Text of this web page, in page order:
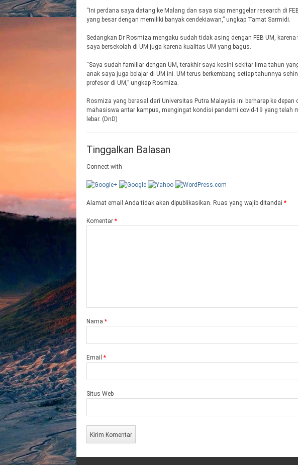
“Ini perdana saya datang ke Malang dan saya siap menggelar research di
yang besar dengan memiliki banyak cendekiawan,” ungkap Tamat Sarmidi.
Sedangkan Dr Rosmiza mengaku sudah tidak asing dengan FEB UM,
saya bersekolah di UM juga karena kualitas UM yang bagus.
“Saya sudah familiar dengan UM, terakhir saya kesini sekitar lima tahun
anak saya juga belajar di UM ini. UM terus berkembang setiap tahunnya
profesor di UM,” ungkap Rosmiza.
Rosmiza yang berasal dari Universitas Putra Malaysia ini berharap ke
mahasiswa antar kampus, mengingat kondisi pandemi covid-19 yang telah
lebar. (DnD)
Tinggalkan Balasan
Connect with
Alamat email Anda tidak akan dipublikasikan. Ruas yang wajib ditandai *
Komentar *
Nama *
Email *
Situs Web